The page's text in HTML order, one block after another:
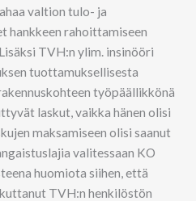
valtion tulo- ja
hankkeen rahoittamiseen
TVH:n ylim. insinööri
tuottamuksellisesta
työpäällikkönä
laskut, vaikka hänen olisi
maksamiseen olisi saanut
valitessaan KO
huomiota siihen, että
TVH:n henkilöstön